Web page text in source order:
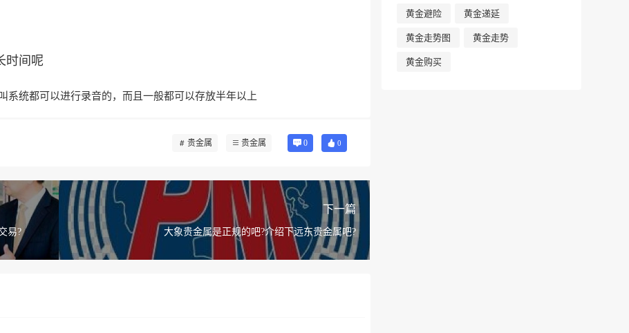
时间呢
系统都可以进行录音的，而且一般都可以存放半年以上
贵金属 贵金属 0 0
易?
下一篇
大象贵金属是正规的吧?介绍下远东贵金属吧?
黄金避险 黄金递延
黄金走势图 黄金走势
黄金购买